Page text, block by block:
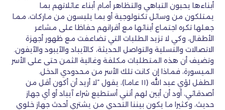
أبناءها يحبون التباهي والتظاهر أمام أبناء عائلاتهم بما
يمتلكون من وسائل تكنولوجية أو بما يلبسون من ماركات، مما
جعلها تكره اجتماع أبنائها مع أقرانهم حفاظا على مشاعر
الأطفال، وكي لا تزيد الطلبات التي تضاعفت مع ظهور أجهزة
الاتصالات والتسلية والتواصل الحديثة، كالآيباد والآيبود والآيفون.
وتضيف أن هذه المتطلبات مكلفة وغالية الثمن حتى على الأسر
الميسورة، فماذا إن كانت تلك الأسر من محدودي الدخل.
الطفل لؤي عبد الله (١١ عاما)، يقول “لا أريد أن أكون أقل من
أصدقائي، أود أن أبين لهم أنني أستطيع شراء آيباد أو أي جهاز
حديث، وكثيرا ما يكون بيننا التحدي من يشتري أحدث جهاز خلوي